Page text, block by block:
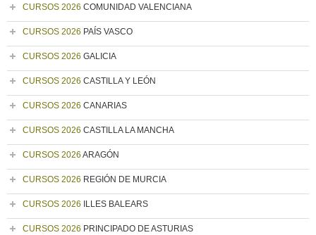
CURSOS 2026 COMUNIDAD VALENCIANA
CURSOS 2026 PAÍS VASCO
CURSOS 2026 GALICIA
CURSOS 2026 CASTILLA Y LEÓN
CURSOS 2026 CANARIAS
CURSOS 2026 CASTILLA LA MANCHA
CURSOS 2026 ARAGÓN
CURSOS 2026 REGIÓN DE MURCIA
CURSOS 2026 ILLES BALEARS
CURSOS 2026 PRINCIPADO DE ASTURIAS